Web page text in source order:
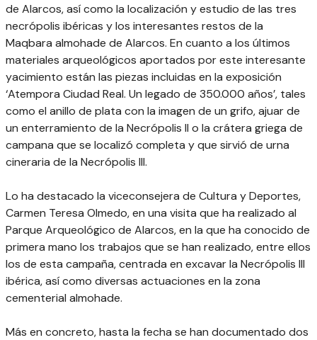
de Alarcos, así como la localización y estudio de las tres
necrópolis ibéricas y los interesantes restos de la
Maqbara almohade de Alarcos. En cuanto a los últimos
materiales arqueológicos aportados por este interesante
yacimiento están las piezas incluidas en la exposición
‘Atempora Ciudad Real. Un legado de 350.000 años’, tales
como el anillo de plata con la imagen de un grifo, ajuar de
un enterramiento de la Necrópolis II o la crátera griega de
campana que se localizó completa y que sirvió de urna
cineraria de la Necrópolis III.
Lo ha destacado la viceconsejera de Cultura y Deportes,
Carmen Teresa Olmedo, en una visita que ha realizado al
Parque Arqueológico de Alarcos, en la que ha conocido de
primera mano los trabajos que se han realizado, entre ellos
los de esta campaña, centrada en excavar la Necrópolis III
ibérica, así como diversas actuaciones en la zona
cementerial almohade.
Más en concreto, hasta la fecha se han documentado dos